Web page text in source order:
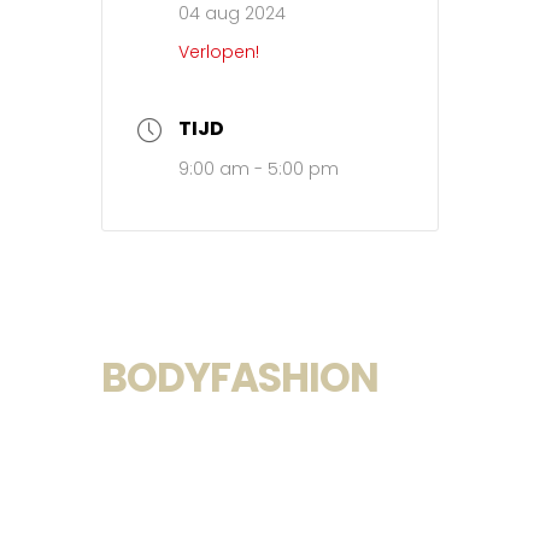
04 aug 2024
Verlopen!
TIJD
9:00 am - 5:00 pm
BODYFASHION